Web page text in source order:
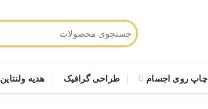
چاپ روی اجسام طراحی گرافیک هدیه ولنتاین